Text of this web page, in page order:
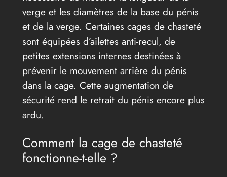
verge et les diamètres de la base du pénis
et de la verge. Certaines cages de chasteté
sont équipées d’ailettes anti-recul, de
petites extensions internes destinées à
prévenir le mouvement arrière du pénis
dans la cage. Cette augmentation de
sécurité rend le retrait du pénis encore plus
ardu.
Comment la cage de chasteté
fonctionne-t-elle ?